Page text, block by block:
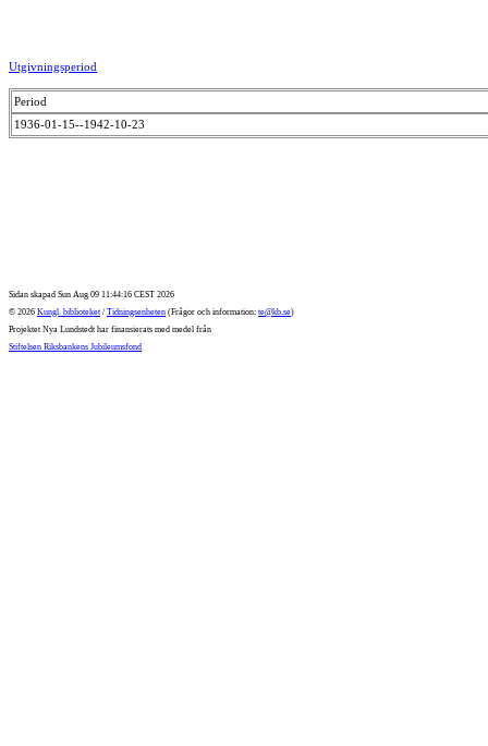
Utgivningsperiod
Period
1936-01-15--1942-10-23
Sidan skapad Sun Aug 09 11:44:16 CEST 2026
© 2026 Kungl. biblioteket / Tidningsenheten (Frågor och information: te@kb.se)
Projektet Nya Lundstedt har finansierats med medel från
Stiftelsen Riksbankens Jubileumsfond